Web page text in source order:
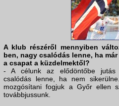
A klub részéről mennyiben
ben, nagy csalódás lenne, ha
a csapat a küzdelmektől?
- A célunk az elődöntőbe jutás
csalódás lenne, ha nem
mozgósítani fogjuk a Győr ellen
továbbjussunk.